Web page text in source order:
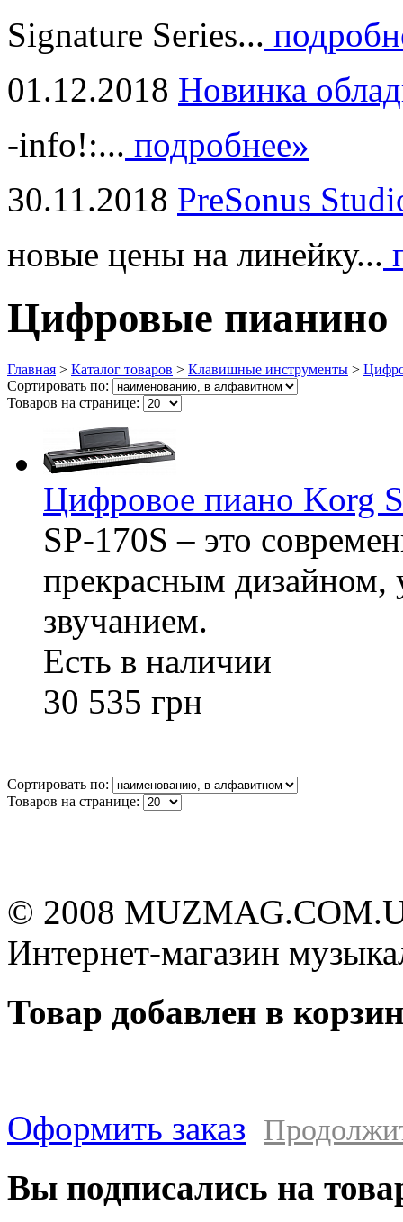
Signature Series...
01.12.2018 Новинка
-info!:... подробнее»
30.11.2018 PreSonus
новые цены на линейку...
Цифровые пианино
Главная > Каталог товаров > Клавишные инструменты >
Сортировать по:
Товаров на странице:
Цифровое пиано Korg
SP-170S – это
прекрасным дизайном,
звучанием.
Есть в наличии
30 535 грн
Сортировать по:
Товаров на странице:
© 2008
Интернет-магазин
Товар добавлен в
Оформить заказ
Вы подписались на